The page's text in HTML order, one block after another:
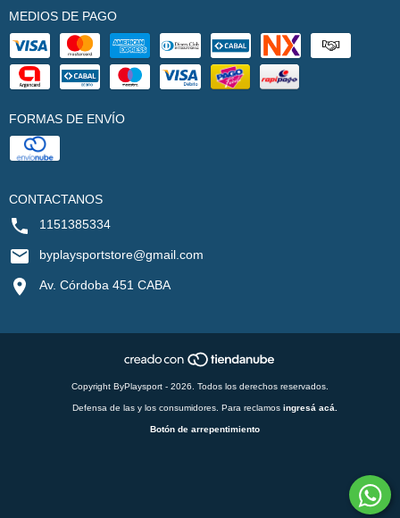
MEDIOS DE PAGO
FORMAS DE ENVÍO
CONTACTANOS
1151385334
byplaysportstore@gmail.com
Av. Córdoba 451 CABA
Copyright ByPlaysport - 2026. Todos los derechos reservados.
Defensa de las y los consumidores. Para reclamos ingresá acá.
Botón de arrepentimiento